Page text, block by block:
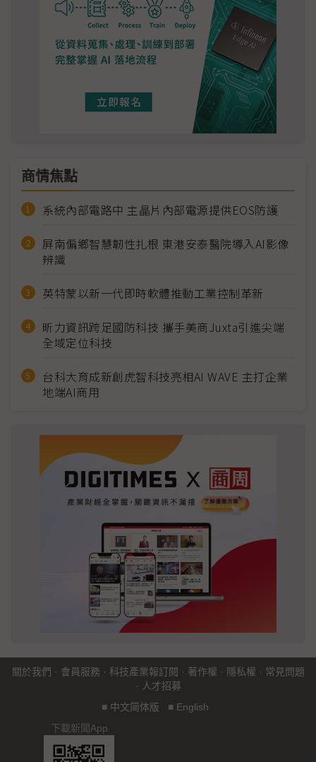
商情焦點
系統內部電路中 主晶片內部電源提供EOS防護
屏南偏鄉智慧韌性扎根 東港安泰醫院導入AI影像
辨識
英特蒙以新一代即時軟體推動工業控制革新
昕力資訊跨足國防科技 攜手美商Juxta引進尖端
全域定位科技
台科大育成新創虎智科技亮相AI WAVE 主打企業
地端AI商用
關於我們 · 會員服務 · 科技產業報訂閱 · 著作權 · 隱私權 · 常見問題
· 人才招募
■ 中文简体版 ■ English
下載新聞App